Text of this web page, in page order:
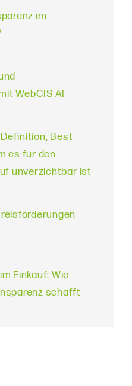
im
WebCIS AI
Best
es für den
unverzichtbar ist
Einkauf: Wie
schafft